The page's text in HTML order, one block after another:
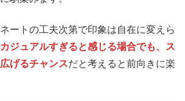
ートの工夫次第で印象は自在に変えら
カジュアルすぎると感じる場合でも、ス
げるチャンスだと考えると前向きに楽